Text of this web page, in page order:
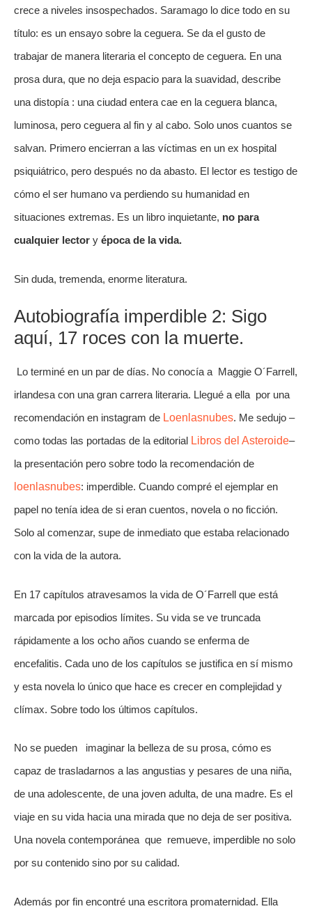
crece a niveles insospechados. Saramago lo dice todo en su
título: es un ensayo sobre la ceguera. Se da el gusto de
trabajar de manera literaria el concepto de ceguera. En una
prosa dura, que no deja espacio para la suavidad, describe
una distopía : una ciudad entera cae en la ceguera blanca,
luminosa, pero ceguera al fin y al cabo. Solo unos cuantos se
salvan. Primero encierran a las víctimas en un ex hospital
psiquiátrico, pero después no da abasto. El lector es testigo de
cómo el ser humano va perdiendo su humanidad en
situaciones extremas. Es un libro inquietante, no para
cualquier lector y época de la vida.
Sin duda, tremenda, enorme literatura.
Autobiografía imperdible 2: Sigo
aquí, 17 roces con la muerte.
Lo terminé en un par de días. No conocía a  Maggie O´Farrell,
irlandesa con una gran carrera literaria. Llegué a ella  por una
recomendación en instagram de Loenlasnubes. Me sedujo –
como todas las portadas de la editorial Libros del Asteroide–
loenlasnubes: imperdible. Cuando compré el ejemplar en
papel no tenía idea de si eran cuentos, novela o no ficción.
Solo al comenzar, supe de inmediato que estaba relacionado
con la vida de la autora.
En 17 capítulos atravesamos la vida de O´Farrell que está
marcada por episodios límites. Su vida se ve truncada
rápidamente a los ocho años cuando se enferma de
encefalitis. Cada uno de los capítulos se justifica en sí mismo
y esta novela lo único que hace es crecer en complejidad y
clímax. Sobre todo los últimos capítulos.
No se pueden   imaginar la belleza de su prosa, cómo es
capaz de trasladarnos a las angustias y pesares de una niña,
de una adolescente, de una joven adulta, de una madre. Es el
viaje en su vida hacia una mirada que no deja de ser positiva.
Una novela contemporánea  que  remueve, imperdible no solo
por su contenido sino por su calidad.
Además por fin encontré una escritora promaternidad. Ella